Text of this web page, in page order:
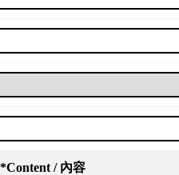
*Content / 內容